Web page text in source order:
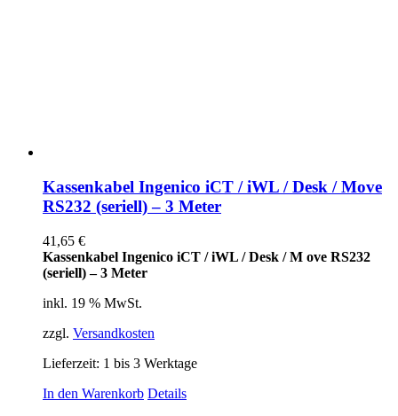
Kassenkabel Ingenico iCT / iWL / Desk / Move
RS232 (seriell) – 3 Meter
41,65 €
Kassenkabel Ingenico iCT / iWL / Desk / M ove RS232
(seriell) – 3 Meter
inkl. 19 % MwSt.
zzgl. Versandkosten
Lieferzeit: 1 bis 3 Werktage
In den Warenkorb Details